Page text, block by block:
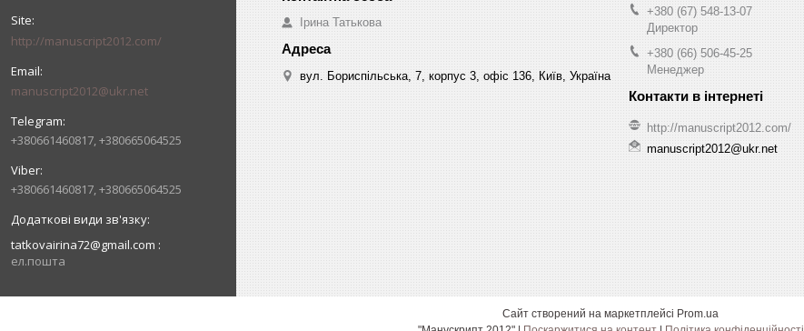
http://manuscript2012.com/
manuscript2012@ukr.net
+380661460817, +380665064525
+380661460817, +380665064525
tatkovairina72@gmail.com
ел.пошта
Ірина Татькова
вул. Бориспільська, 7, корпус 3, офіс 136, Київ, Україна
+380 (67) 548-13-07
Директор
+380 (66) 506-45-25
Менеджер
http://manuscript2012.com/
manuscript2012@ukr.net
Сайт створений на маркетплейсі Prom.ua